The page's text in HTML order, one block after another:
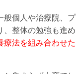
般個人や治療院、プ
、整体の勉強も進め
療法を組み合わせた